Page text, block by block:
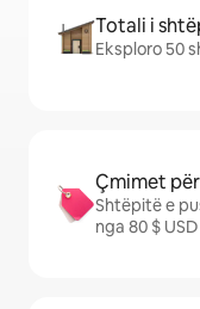
Totali i
Eksploro 50
Çmimet
Shtëpitë e
nga 80 $